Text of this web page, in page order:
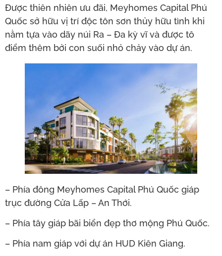
Được thiên nhiên ưu đãi, Meyhomes Capital Phú
Quốc sở hữu vị trí độc tôn sơn thủy hữu tình khi
nằm tựa vào dãy núi Ra – Đa kỳ vĩ và được tô
điểm thêm bởi con suối nhỏ chảy vào dự án.
– Phía đông Meyhomes Capital Phú Quốc giáp
trục đường Cửa Lấp – An Thới.
– Phía tây giáp bãi biển đẹp thơ mộng Phú Quốc.
– Phía nam giáp với dự án HUD Kiên Giang.